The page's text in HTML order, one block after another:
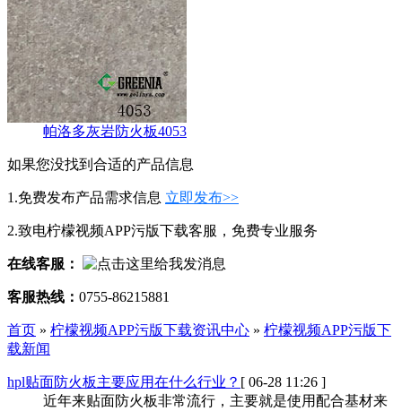
帕洛多灰岩防火板4053
如果您没找到合适的产品信息
1.免费发布产品需求信息 立即发布>>
2.致电柠檬视频APP污版下载客服，免费专业服务
在线客服：
客服热线： 0755-86215881
首页 » 柠檬视频APP污版下载资讯中心 » 柠檬视频APP污版下
载新闻
hpl贴面防火板主要应用在什么行业？ [ 06-28 11:26 ]
近年来贴面防火板非常流行，主要就是使用配合基材来